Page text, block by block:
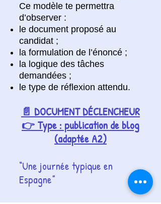
Ce modèle te permettra
d’observer :
le document proposé au
candidat ;
la formulation de l’énoncé ;
la logique des tâches
demandées ;
le type de réflexion attendu.
📄 DOCUMENT DÉCLENCHEUR
👉 Type : publication de blog
(adaptée A2)
“Une journée typique en
Espagne”